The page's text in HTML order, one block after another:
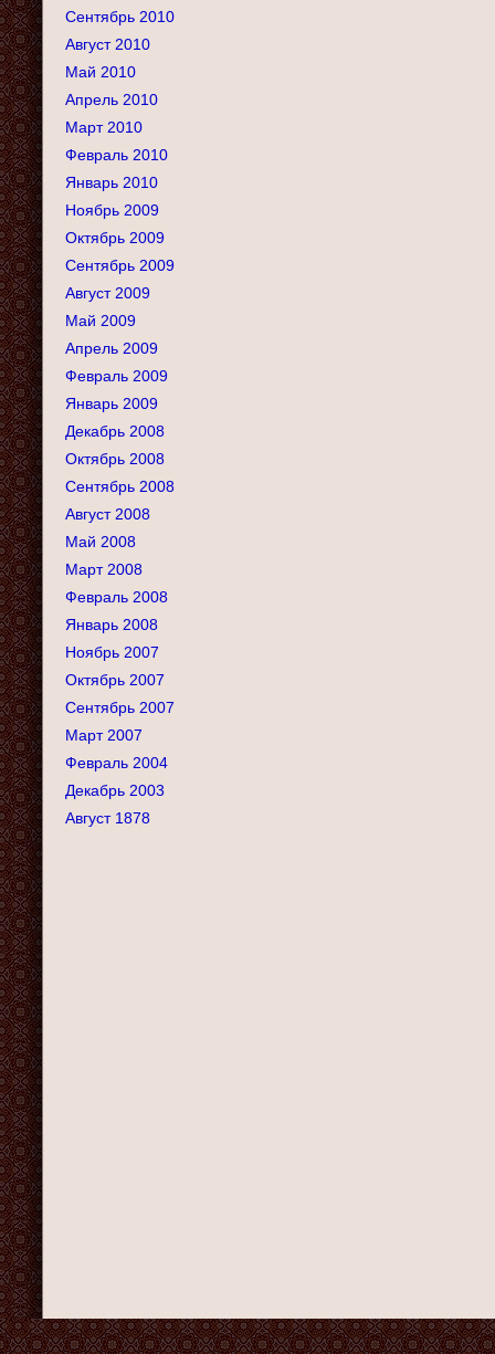
Сентябрь 2010
Август 2010
Май 2010
Апрель 2010
Март 2010
Февраль 2010
Январь 2010
Ноябрь 2009
Октябрь 2009
Сентябрь 2009
Август 2009
Май 2009
Апрель 2009
Февраль 2009
Январь 2009
Декабрь 2008
Октябрь 2008
Сентябрь 2008
Август 2008
Май 2008
Март 2008
Февраль 2008
Январь 2008
Ноябрь 2007
Октябрь 2007
Сентябрь 2007
Март 2007
Февраль 2004
Декабрь 2003
Август 1878